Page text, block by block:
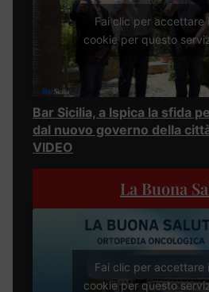
Fai clic per accettare i
cookie per questo
Bar Sicilia, a Ispica la sfida
dal nuovo governo della
VIDEO
La Buona
Fai clic per accettare i
cookie per questo